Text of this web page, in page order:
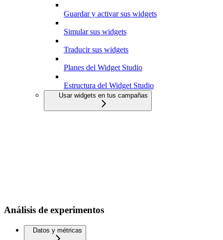
Guardar y activar sus widgets
Simular sus widgets
Traducir sus widgets
Planes del Widget Studio
Estructura del Widget Studio
Usar widgets en tus campañas
Análisis de experimentos
Datos y métricas